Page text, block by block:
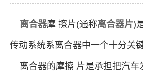
离合器摩 擦片(通称离合器片)
传动系统系离合器中一个十分关
离合器的摩擦 片是承担把汽车